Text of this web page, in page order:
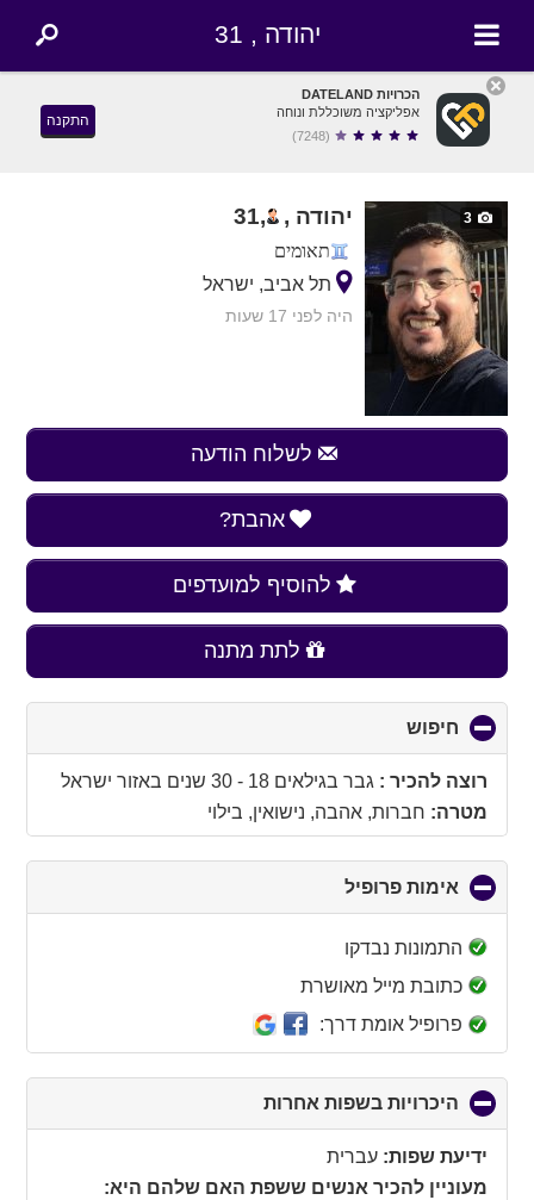
יהודה , 31
הכרויות DATELAND
אפליקציה משוכללת ונוחה
(7248)
התקנה
3 יהודה , ,
31
תאומים
תל אביב, ישראל
היה לפני 17 שעות
לשלוח הודעה
אהבת?
להוסיף למועדפים
לתת מתנה
חיפוש
to
collapseרוצה להכיר : גבר בגילאים 18 - 30 שנים באזור ישראל
מטרה: חברות, אהבה, נישואין, בילוי
אימות פרופיל
to
התמונות נבדקו
כתובת מייל מאושרת
פרופיל אומת דרך:
היכרויות בשפות אחרות
to
ידיעת שפות: עברית
מעוניין להכיר אנשים ששפת האם שלהם היא: